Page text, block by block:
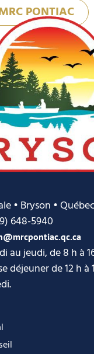
PONTIAC
• Bryson •
648-5940
au jeudi, de 8 h à
déjeuner de 12 h à